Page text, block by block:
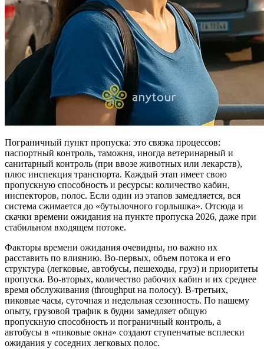
Пограничный пункт пропуска: это связка процессов:
паспортный контроль, таможня, иногда ветеринарный и
санитарный контроль (при ввозе животных или лекарств),
плюс инспекция транспорта. Каждый этап имеет свою
пропускную способность и ресурсы: количество кабин,
инспекторов, полос. Если один из этапов замедляется, вся
система сжимается до «бутылочного горлышка». Отсюда и
скачки времени ожидания на пункте пропуска 2026, даже при
стабильном входящем потоке.
Факторы времени ожидания очевидны, но важно их
расставить по влиянию. Во‑первых, объем потока и его
структура (легковые, автобусы, пешеходы, груз) и приоритеты
пропуска. Во‑вторых, количество рабочих кабин и их среднее
время обслуживания (throughput на полосу). В‑третьих,
пиковые часы, суточная и недельная сезонность. По нашему
опыту, грузовой трафик в будни замедляет общую
пропускную способность и пограничный контроль, а
автобусы в «пиковые окна» создают ступенчатые всплески
ожидания у соседних легковых полос.